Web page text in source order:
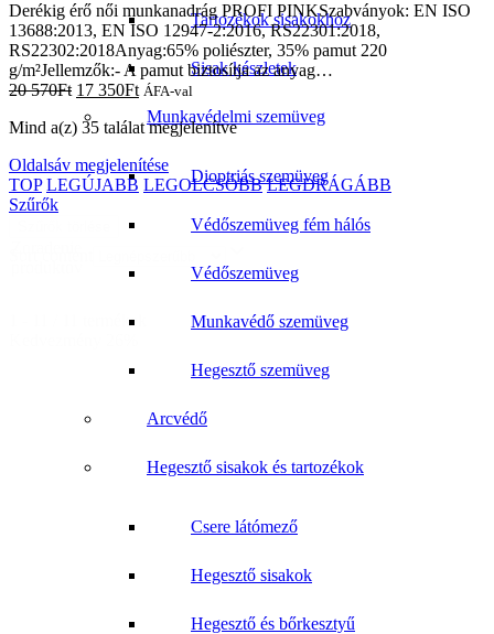
Tartozékok sisakokhoz
Sisak készletek
Munkavédelmi szemüveg
Dioptriás szemüveg
Védőszemüveg fém hálós
Védőszemüveg
Munkavédő szemüveg
Hegesztő szemüveg
Arcvédő
Hegesztő sisakok és tartozékok
Csere látómező
Hegesztő sisakok
Hegesztő és bőrkesztyű
Derékig érő női munkanadrág PROFI PINKSzabványok: EN ISO
13688:2013, EN ISO 12947-2:2016, RS22301:2018,
RS22302:2018Anyag:65% poliészter, 35% pamut 220
g/m²Jellemzők:- A pamut biztosítja az anyag…
20 570Ft 17 350Ft ÁFA-val
Mind a(z) 35 találat megjelenítve
Oldalsáv megjelenítése
TOP LEGÚJABB LEGOLCSÓBB LEGDRÁGÁBB
Szűrők
1 - 11 / 11 termékek